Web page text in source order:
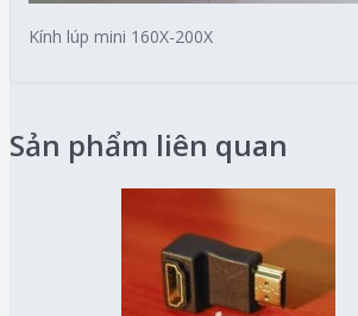
Kính lúp mini 160X-200X
Sản phẩm liên quan